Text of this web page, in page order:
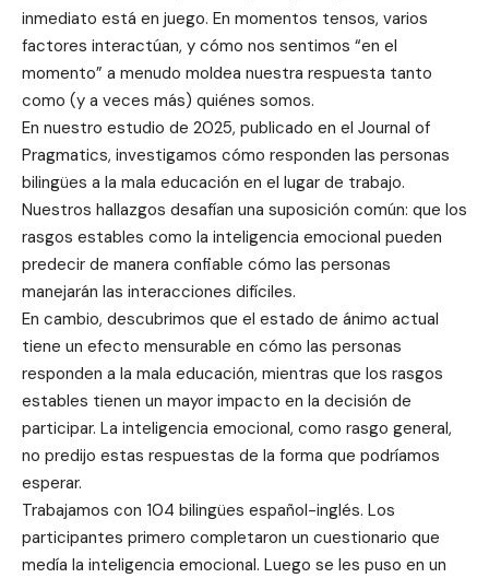
inmediato está en juego. En momentos tensos, varios
factores interactúan, y cómo nos sentimos “en el
momento” a menudo moldea nuestra respuesta tanto
como (y a veces más) quiénes somos.
En nuestro estudio de 2025, publicado en el Journal of
Pragmatics, investigamos cómo responden las personas
bilingües a la mala educación en el lugar de trabajo.
Nuestros hallazgos desafían una suposición común: que los
rasgos estables como la inteligencia emocional pueden
predecir de manera confiable cómo las personas
manejarán las interacciones difíciles.
En cambio, descubrimos que el estado de ánimo actual
tiene un efecto mensurable en cómo las personas
responden a la mala educación, mientras que los rasgos
estables tienen un mayor impacto en la decisión de
participar. La inteligencia emocional, como rasgo general,
no predijo estas respuestas de la forma que podríamos
esperar.
Trabajamos con 104 bilingües español-inglés. Los
participantes primero completaron un cuestionario que
medía la inteligencia emocional. Luego se les puso en un